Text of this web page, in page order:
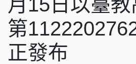
月15日以臺
第
正發布